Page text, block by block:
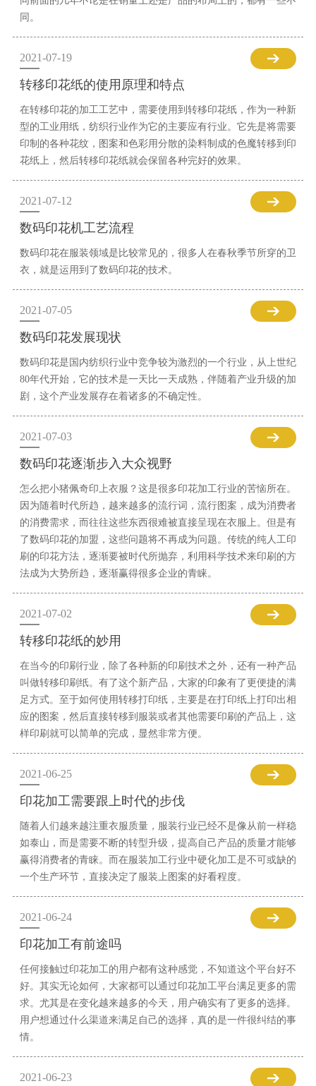
同。
2021-07-19
转移印花纸的使用原理和特点
在转移印花的加工工艺中，需要使用到转移印花纸，作为一种新
型的工业用纸，纺织行业作为它的主要应有行业。它先是将需要
印制的各种花纹，图案和色彩用分散的染料制成的色魔转移到印
花纸上，然后转移印花纸就会保留各种完好的效果。
2021-07-12
数码印花机工艺流程
数码印花在服装领域是比较常见的，很多人在春秋季节所穿的卫
衣，就是运用到了数码印花的技术。
2021-07-05
数码印花发展现状
数码印花是国内纺织行业中竞争较为激烈的一个行业，从上世纪
80年代开始，它的技术是一天比一天成熟，伴随着产业升级的加
剧，这个产业发展存在着诸多的不确定性。
2021-07-03
数码印花逐渐步入大众视野
怎么把小猪佩奇印上衣服？这是很多印花加工行业的苦恼所在。
因为随着时代所趋，越来越多的流行词，流行图案，成为消费者
的消费需求，而往往这些东西很难被直接呈现在衣服上。但是有
了数码印花的加盟，这些问题将不再成为问题。传统的纯人工印
刷的印花方法，逐渐要被时代所抛弃，利用科学技术来印刷的方
法成为大势所趋，逐渐赢得很多企业的青睐。
2021-07-02
转移印花纸的妙用
在当今的印刷行业，除了各种新的印刷技术之外，还有一种产品
叫做转移印刷纸。有了这个新产品，大家的印象有了更便捷的满
足方式。至于如何使用转移打印纸，主要是在打印纸上打印出相
应的图案，然后直接转移到服装或者其他需要印刷的产品上，这
样印刷就可以简单的完成，显然非常方便。
2021-06-25
印花加工需要跟上时代的步伐
随着人们越来越注重衣服质量，服装行业已经不是像从前一样稳
如泰山，而是需要不断的转型升级，提高自己产品的质量才能够
赢得消费者的青睐。而在服装加工行业中硬化加工是不可或缺的
一个生产环节，直接决定了服装上图案的好看程度。
2021-06-24
印花加工有前途吗
任何接触过印花加工的用户都有这种感觉，不知道这个平台好不
好。其实无论如何，大家都可以通过印花加工平台满足更多的需
求。尤其是在变化越来越多的今天，用户确实有了更多的选择。
用户想通过什么渠道来满足自己的选择，真的是一件很纠结的事
情。
2021-06-23